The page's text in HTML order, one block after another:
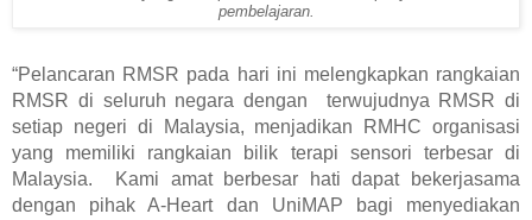
pembelajaran.
“Pelancaran RMSR pada hari ini melengkapkan rangkaian
RMSR di seluruh negara dengan  terwujudnya RMSR di
setiap negeri di Malaysia, menjadikan RMHC organisasi
yang memiliki rangkaian bilik terapi sensori terbesar di
Malaysia.  Kami amat berbesar hati dapat bekerjasama
dengan pihak A-Heart dan UniMAP bagi menyediakan